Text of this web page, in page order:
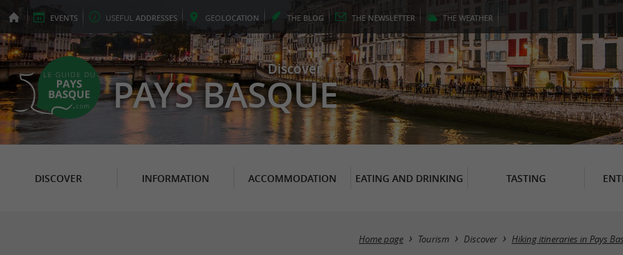
EVENTS USEFUL ADDRESSES GEOLOCATION THE BLOG THE NEWSLETTER THE WEATHER
Discover
PAYS BASQUE
DISCOVER INFORMATION ACCOMMODATION EATING AND DRINKING TASTING
Home page Tourism Discover Hiking itineraries in Pays